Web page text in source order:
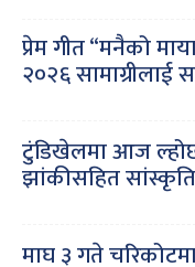
प्रेम गीत “मनैको
२०२६ सामाग्रीलाई
टुंडिखेलमा आज
झांकीसहित
माघ ३ गते